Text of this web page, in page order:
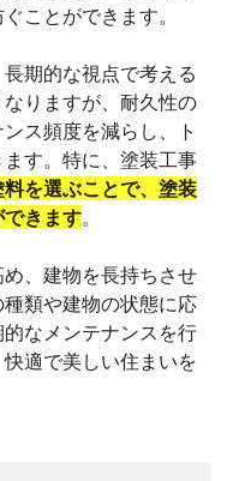
ことができます。
期的な視点で考える
りますが、耐久性の
ス頻度を減らし、ト
す。特に、塗装工事
を選ぶことで、塗装
きます。
、建物を長持ちさせ
類や建物の状態に応
なメンテナンスを行
適で美しい住まいを